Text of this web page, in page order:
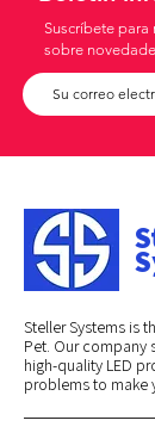
Suscríbete para
sobre
Steller Systems is
Pet. Our company
high-quality LED
problems to make